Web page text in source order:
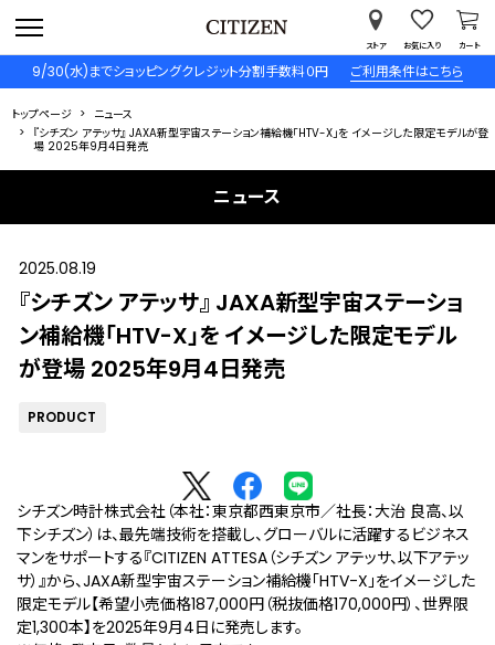
9/30(水)までショッピングクレジット分割手数料０円 ご利用条件はこちら
ストア お気に入り カート
トップページ
ニュース
『シチズン アテッサ』 JAXA新型宇宙ステーション補給機「HTV-X」を イメージした限定モデルが登
場 2025年9月4日発売
ニュース
2025.08.19
『シチズン アテッサ』 JAXA新型宇宙ステーショ
ン補給機「HTV-X」を イメージした限定モデル
が登場 2025年9月4日発売
PRODUCT
シチズン時計株式会社（本社：東京都西東京市／社長：大治 良高、以
下シチズン）は、最先端技術を搭載し、グローバルに活躍するビジネス
マンをサポートする『CITIZEN ATTESA（シチズン アテッサ、以下アテッ
サ）』から、JAXA新型宇宙ステーション補給機「HTV-X」をイメージした
限定モデル【希望小売価格187,000円（税抜価格170,000円）、世界限
定1,300本】を2025年9月4日に発売します。